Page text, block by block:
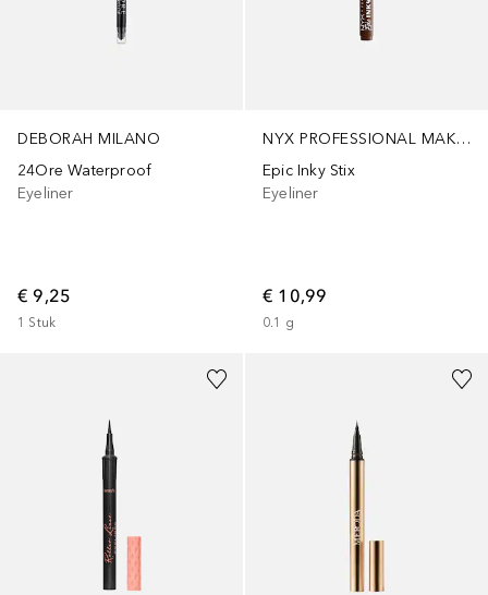
DEBORAH MILANO
24Ore Waterproof
Eyeliner
€ 9,25
1 Stuk
NYX PROFESSIONAL MAKEUP
Epic Inky Stix
Eyeliner
€ 10,99
0.1 g